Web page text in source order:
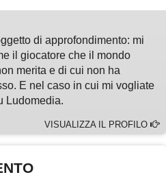
di approfondimento: mi
il giocatore che il mondo
merita e di cui non ha
E nel caso in cui mi vogliate
Ludomedia.
VISUALIZZA IL PROFILO